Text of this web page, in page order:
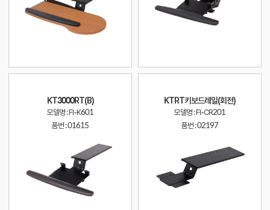
KT3000RT(B)
모델명 : FI-K601
품번 :01615
KTRT키보드레일(회전)
모델명 : FI-CR201
품번 :02197